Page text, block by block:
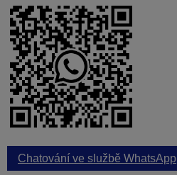
Chatování ve službě WhatsApp